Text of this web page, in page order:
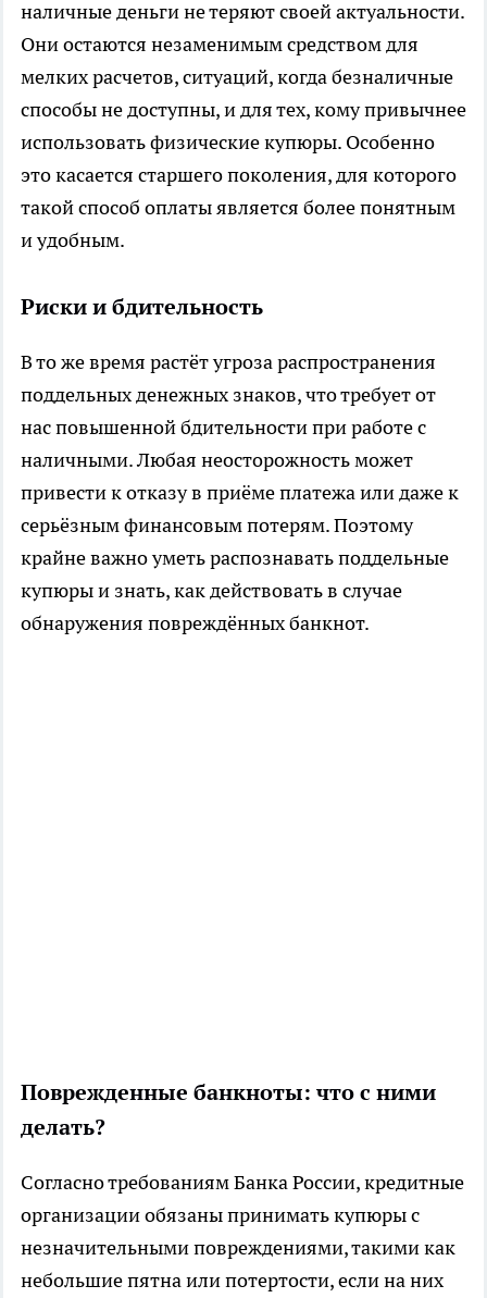
наличные деньги не теряют своей актуальности.
Они остаются незаменимым средством для
мелких расчетов, ситуаций, когда безналичные
способы не доступны, и для тех, кому привычнее
использовать физические купюры. Особенно
это касается старшего поколения, для которого
такой способ оплаты является более понятным
и удобным.
Риски и бдительность
В то же время растёт угроза распространения
поддельных денежных знаков, что требует от
нас повышенной бдительности при работе с
наличными. Любая неосторожность может
привести к отказу в приёме платежа или даже к
серьёзным финансовым потерям. Поэтому
крайне важно уметь распознавать поддельные
купюры и знать, как действовать в случае
обнаружения повреждённых банкнот.
Поврежденные банкноты: что с ними
делать?
Согласно требованиям Банка России, кредитные
организации обязаны принимать купюры с
незначительными повреждениями, такими как
небольшие пятна или потертости, если на них